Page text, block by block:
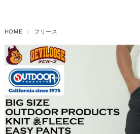
HOME フリース